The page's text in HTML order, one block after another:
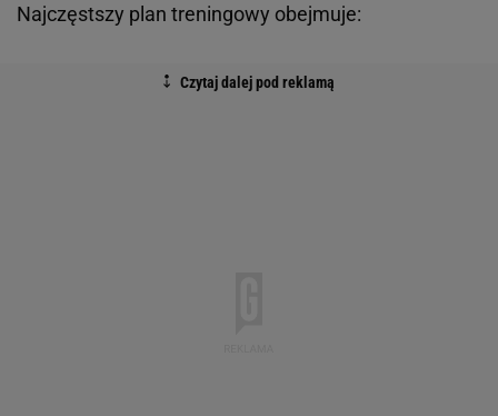
Najczęstszy plan treningowy obejmuje: